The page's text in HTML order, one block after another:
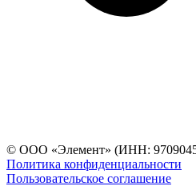
© ООО «Элемент» (ИНН:
Политика конфиденциальности
Пользовательское соглашение